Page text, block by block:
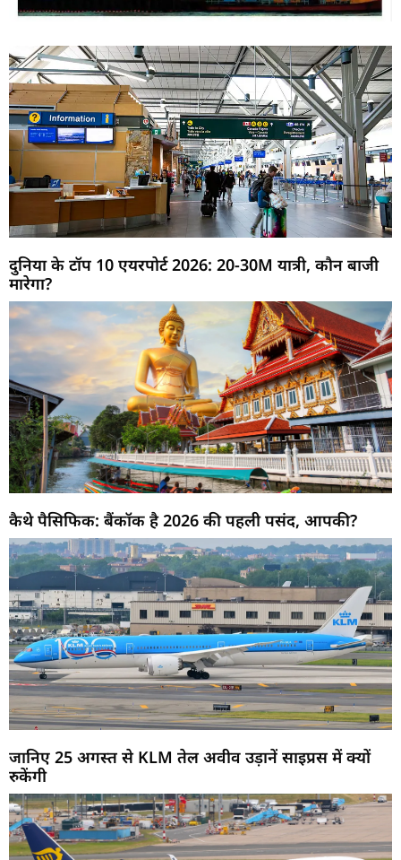
दुनिया के टॉप 10 एयरपोर्ट 2026: 20-30M यात्री, कौन बाजी
मारेगा?
कैथे पैसिफिक: बैंकॉक है 2026 की पहली पसंद, आपकी?
जानिए 25 अगस्त से KLM तेल अवीव उड़ानें साइप्रस में क्यों
रुकेंगी